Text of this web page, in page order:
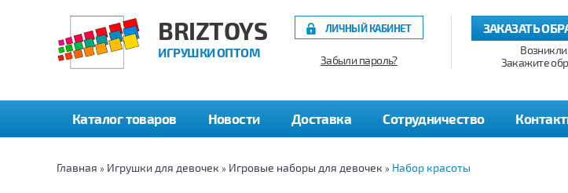
BRIZTOYS
ИГРУШКИ ОПТОМ
ЗАКАЗАТЬ
Закажите
ЛИЧНЫЙ КАБИНЕТ
Забыли пароль?
Каталог товаров Новости Доставка Сотрудничество
Главная » Игрушки для девочек » Игровые наборы для девочек » Набор красоты